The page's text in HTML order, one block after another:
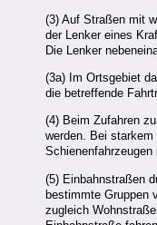
(3) Auf Straßen mit
der Lenker eines
Die Lenker
(3a) Im Ortsgebiet
die betreffende
(4) Beim Zufahren
werden. Bei
(5) Einbahnstraßen
bestimmte Gruppen
zugleich